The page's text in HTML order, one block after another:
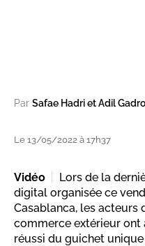
Par Safae Hadri et Adil
Le 13/05/2022 à 17h37
Vidéo
Lors de la
digital organisée ce
Casablanca, les acteurs
commerce extérieur ont
réussi du guichet